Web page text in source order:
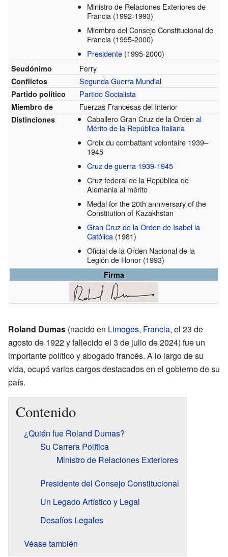
Ministro de Relaciones Exteriores de
Francia (1992-1993)
Miembro del Consejo Constitucional de
Francia (1995-2000)
Presidente (1995-2000)
Seudónimo Ferry
Conflictos Segunda Guerra Mundial
Partido político Partido Socialista
Miembro de Fuerzas Francesas del Interior
Distinciones Caballero Gran Cruz de la Orden al
Mérito de la República Italiana
Croix du combattant volontaire 1939–
1945
Cruz de guerra 1939-1945
Cruz federal de la República de
Alemania al mérito
Medal for the 20th anniversary of the
Constitution of Kazakhstan
Gran Cruz de la Orden de Isabel la
Católica (1981)
Oficial de la Orden Nacional de la
Legión de Honor (1993)
Firma
Roland Dumas (nacido en Limoges, Francia, el 23 de
agosto de 1922 y fallecido el 3 de julio de 2024) fue un
importante político y abogado francés. A lo largo de su
vida, ocupó varios cargos destacados en el gobierno de su
país.
Contenido
¿Quién fue Roland Dumas?
Su Carrera Política
Ministro de Relaciones Exteriores
Presidente del Consejo Constitucional
Un Legado Artístico y Legal
Desafíos Legales
Véase también